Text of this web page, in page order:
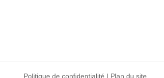
Politique de confidentialité | Plan du site